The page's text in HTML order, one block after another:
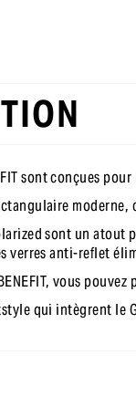
sont conçues
sont un
verres anti-reflet
vous
qui intègrent le